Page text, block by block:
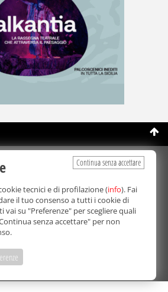
2003-2026
Srl
parziale di tutti i contenuti, in qualunque
qualsiasi supporto è proibita.
registrata. Autorizzazione del
Palermo n° 32 del 21/10/2003
responsabile:Fabio Ricotta
e Cookie Policy
Continua senza accettare
tecnici e di profilazione (info). Fai
il tuo consenso a tutti i cookie di
su "Preferenze" per scegliere quali
senza accettare" per non